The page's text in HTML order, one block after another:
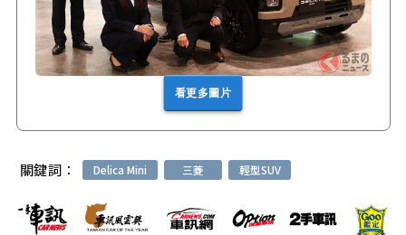
看更多圖片
關鍵詞： Delica Mini 三菱 輕型SUV